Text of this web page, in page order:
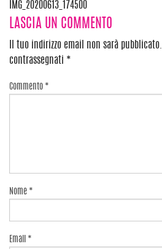
Navigazione
articoli
IMG_20200613_174500
LASCIA UN COMMENTO
Il tuo indirizzo email non sarà pubblicato.
contrassegnati *
Commento *
Nome *
Email *